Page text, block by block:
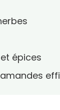
épices